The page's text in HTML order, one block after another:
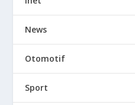
News
Otomotif
Sport